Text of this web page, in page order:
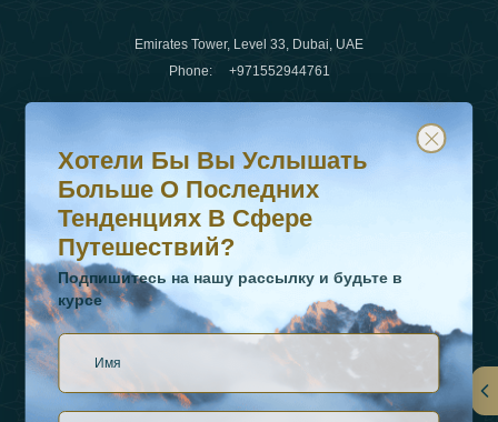
Emirates Tower, Level 33, Dubai, UAE
Phone: +971552944761
WhatsApp Нет :+442034682356
+971552944761
Хотели бы вы услышать больше о последних
Подпишитесь на нашу рассылку и будьте в курсе
Хотели Бы Вы Услышать
Больше О Последних
Тенденциях В Сфере
Путешествий?
Подпишитесь на нашу рассылку и будьте в
курсе